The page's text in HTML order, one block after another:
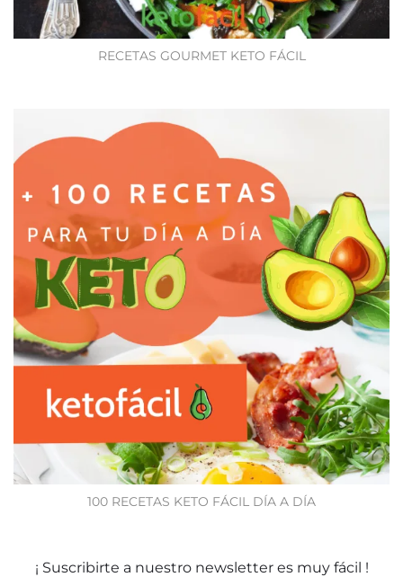
RECETAS GOURMET KETO FÁCIL
100 RECETAS KETO FÁCIL DÍA A DÍA
¡ Suscribirte a nuestro newsletter es muy fácil !